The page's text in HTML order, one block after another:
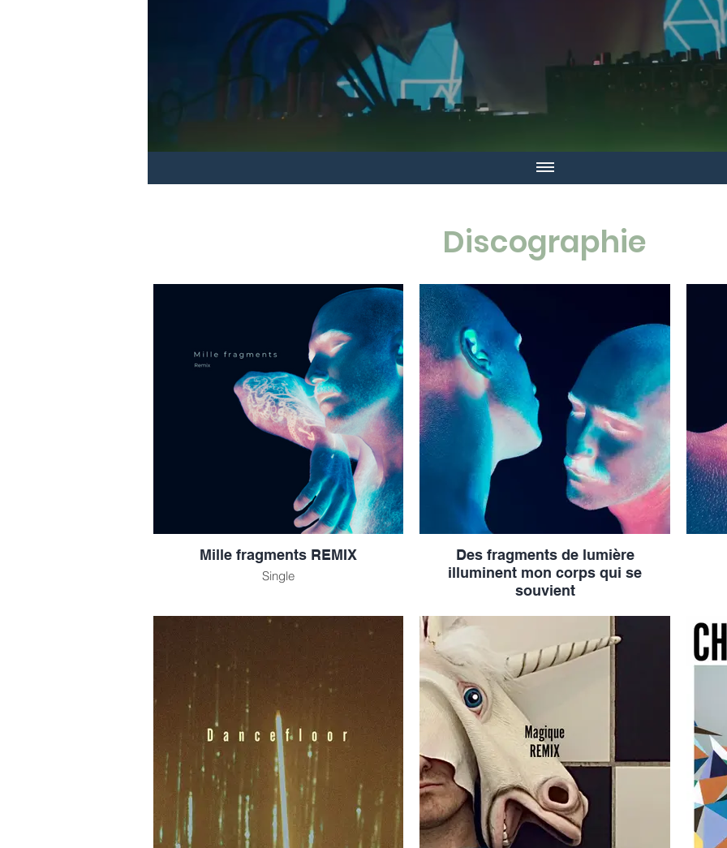
Discographie
Mille fragments REMIX
Single
Des fragments de lumière
illuminent mon corps qui se
souvient